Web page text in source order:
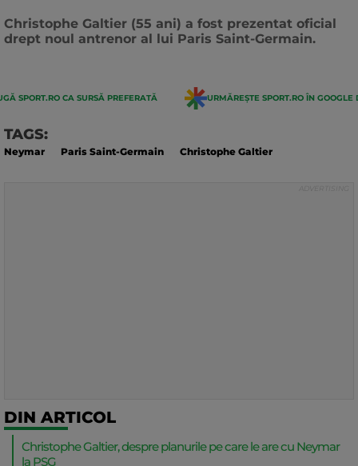
Christophe Galtier (55 ani) a fost prezentat oficial
drept noul antrenor al lui Paris Saint-Germain.
SPORT.RO CA SURSĂ PREFERATĂ URMĂREȘTE SPORT.RO ÎN GOOGLE
TAGS:
Neymar Paris Saint-Germain Christophe Galtier
DIN ARTICOL
Christophe Galtier, despre planurile pe care le are cu Neymar
la PSG